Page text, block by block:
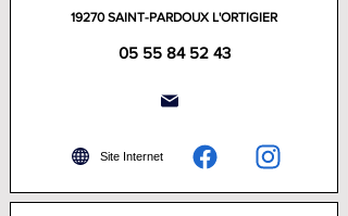
19270 SAINT-PARDOUX L'ORTIGIER
05 55 84 52 43
Site Internet